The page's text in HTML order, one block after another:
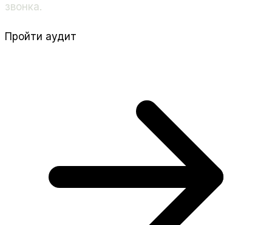
звонка.
Пройти аудит